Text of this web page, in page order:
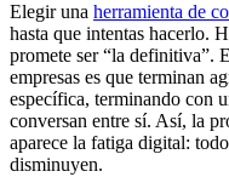
Elegir una herramienta de
hasta que intentas hacerlo.
promete ser “la definitiva”.
empresas es que terminan
específica, terminando con
conversan entre sí. Así, la
aparece la fatiga digital:
disminuyen.